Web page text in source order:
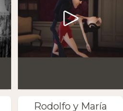
Rodolfo y María